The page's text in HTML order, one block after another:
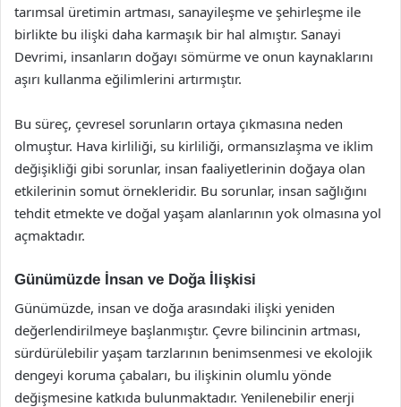
tarımsal üretimin artması, sanayileşme ve şehirleşme ile
birlikte bu ilişki daha karmaşık bir hal almıştır. Sanayi
Devrimi, insanların doğayı sömürme ve onun kaynaklarını
aşırı kullanma eğilimlerini artırmıştır.
Bu süreç, çevresel sorunların ortaya çıkmasına neden
olmuştur. Hava kirliliği, su kirliliği, ormansızlaşma ve iklim
değişikliği gibi sorunlar, insan faaliyetlerinin doğaya olan
etkilerinin somut örnekleridir. Bu sorunlar, insan sağlığını
tehdit etmekte ve doğal yaşam alanlarının yok olmasına yol
açmaktadır.
Günümüzde İnsan ve Doğa İlişkisi
Günümüzde, insan ve doğa arasındaki ilişki yeniden
değerlendirilmeye başlanmıştır. Çevre bilincinin artması,
sürdürülebilir yaşam tarzlarının benimsenmesi ve ekolojik
dengeyi koruma çabaları, bu ilişkinin olumlu yönde
değişmesine katkıda bulunmaktadır. Yenilenebilir enerji